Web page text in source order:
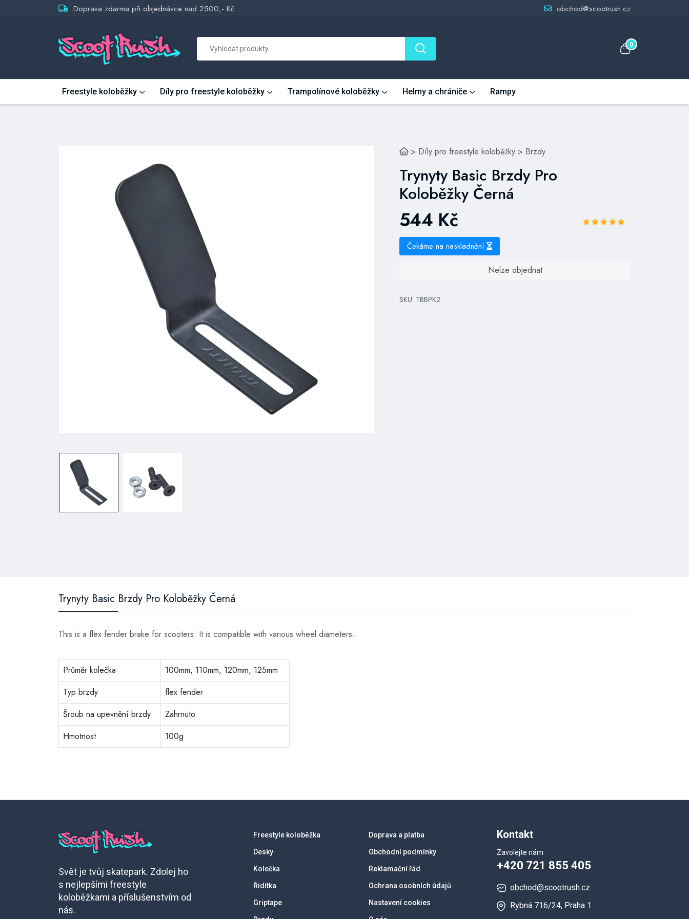
Doprava zdarma při objednávce nad 2500,- Kč obchod@scootrush.cz
0
Freestyle koloběžky Díly pro freestyle koloběžky Trampolínové koloběžky Helmy a chrániče Rampy
> Díly pro freestyle koloběžky > Brzdy
Trynyty Basic Brzdy Pro
Koloběžky Černá
544 Kč
Čekáme na naskladnění
Nelze objednat
SKU: TBBPK2
Trynyty Basic Brzdy Pro Koloběžky Černá
This is a flex fender brake for scooters. It is compatible with various wheel diameters.
Průměr kolečka
100mm, 110mm, 120mm, 125mm
Typ brzdy
flex fender
Šroub na upevnění brzdy
Zahrnuto
Hmotnost
100g
Svět je tvůj skatepark. Zdolej ho
s nejlepšími freestyle
koloběžkami a příslušenstvím od
nás.
Freestyle koloběžka
Desky
Kolečka
Řidítka
Griptape
Doprava a platba
Obchodní podmínky
Reklamační řád
Ochrana osobních údajů
Nastavení cookies
Kontakt
Zavolejte nám
+420 721 855 405
obchod@scootrush.cz
Rybná 716/24, Praha 1